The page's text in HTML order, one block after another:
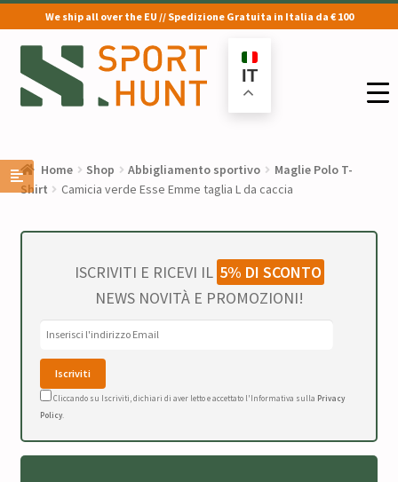
We ship all over the EU // Spedizione Gratuita in Italia da € 100
Vai
alla
navigazione
Vai
al
contenuto
IT
Home Shop Abbigliamento sportivo
Maglie Polo T-
Shirt
Camicia verde Esse Emme taglia L da caccia
ISCRIVITI E RICEVI IL 5% DI SCONTO
NEWS NOVITÀ E PROMOZIONI!
Cliccando su Iscriviti, dichiari di aver letto e accettato l'Informativa sulla Privacy
Policy.